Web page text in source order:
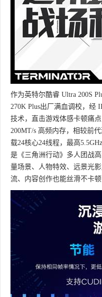
作为英特尔酷睿 Ultra 200S
270K Plus出厂满血调校，经
技术，直击游戏体感卡顿痛
200MT/s 高频内存，相较前
载24核心24线程，最高
是《三角洲行动》多人团战
量场景、人物特效、远景光
流、内容创作也能丝滑不卡